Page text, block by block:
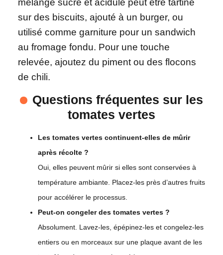
mélange sucré et acidulé peut être tartiné
sur des biscuits, ajouté à un burger, ou
utilisé comme garniture pour un sandwich
au fromage fondu. Pour une touche
relevée, ajoutez du piment ou des flocons
de chili.
Questions fréquentes sur les
tomates vertes
Les tomates vertes continuent-elles de mûrir
après récolte ?
Oui, elles peuvent mûrir si elles sont conservées à
température ambiante. Placez-les près d’autres fruits
pour accélérer le processus.
Peut-on congeler des tomates vertes ?
Absolument. Lavez-les, épépinez-les et congelez-les
entiers ou en morceaux sur une plaque avant de les